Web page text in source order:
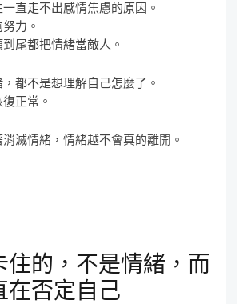
直走不出感情焦慮的原因。
力。
尾都把情緒當敵人。
都不是想理解自己怎麼了。
正常。
滅情緒，情緒越不會真的離開。
住的，不是情緒，而
在否定自己